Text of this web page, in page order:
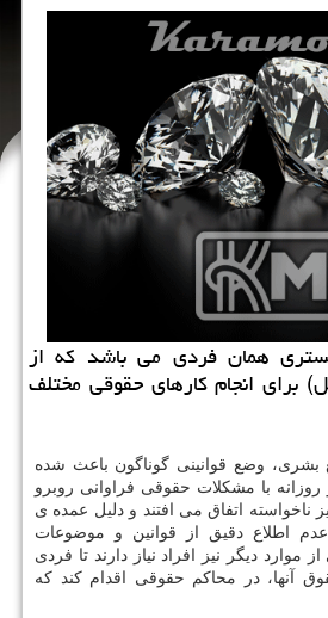
همان فردی می باشد كه از
انجام كارهای حقوقی مختلف
وضع قوانینی گوناگون باعث شده
با مشکلات حقوقی فراوانی روبرو
ناخواسته اتفاق می افتند و دلیل عمده ی
عدم اطلاع دقیق از قوانین و موضوعات
دیگر نیز افراد نیاز دارند تا فردی
آنها، در محاکم حقوقی اقدام کند که